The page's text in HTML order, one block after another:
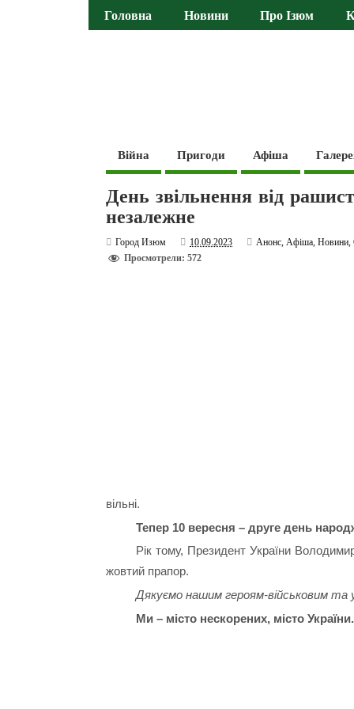
Головна Новини Про Ізюм
Війна Пригоди Афіша
День звільнення від
незалежне
Город Изюм 10.09.2023 Анонс,Афіша,Новини,
Просмотрели: 572
вільні.
Тепер 10 вересня – друге день
Рік тому, Президент України
жовтий прапор.
Дякуємо нашим героям-військовим
Ми – місто нескорених, місто України.